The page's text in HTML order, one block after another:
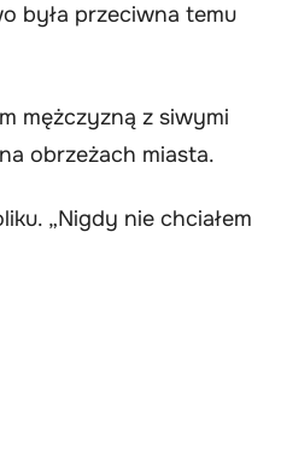
była przeciwna temu
mężczyzną z siwymi
obrzeżach miasta.
„Nigdy nie chciałem